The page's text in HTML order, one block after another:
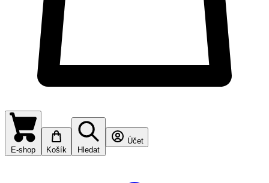
E-shop Košík Hledat
Účet